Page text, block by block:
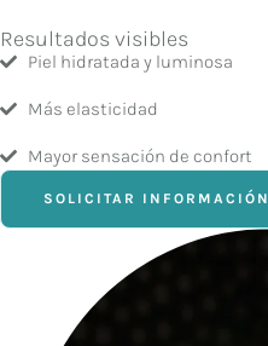
Resultados visibles
Piel hidratada y luminosa
Más elasticidad
Mayor sensación de confort
SOLICITAR INFORMACIÓN